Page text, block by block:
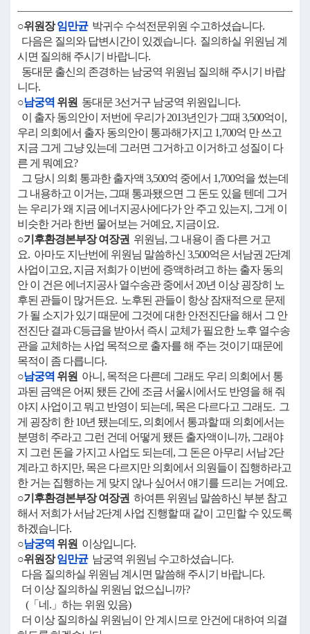
○위원장임만균박귀수 수석전문위원 수고하셨습니다.
다음은 질의와 답변시간이 있겠습니다. 질의하실 위원님 계
시면 질의해 주시기 바랍니다.
동대문 출신의 존경하는 남궁역 위원님 질의해 주시기 바랍
니다.
○남궁역 위원 동대문 3선거구 남궁역 위원입니다.
이 출자 동의안이 저번에 우리가 2013년인가 그때 3,500억이,
우리 의회에서 출자 동의안이 통과해가지고 1,700억 만 쓰고
지금 그게 그냥 있는데 그러면 그거하고 이거하고 성질이 다
른 게 뭐예요?
그 당시 의회 통과한 출자액 3,500억 중에서 1,700억을 썼는데
그 내용하고 이거는, 그때 통과됐으면 그 돈도 있을 텐데 그거
는 우리가 왜 지금 에너지공사에다가 안 주고 있는지, 그게 이
비슷한 거라 한번 물어보는 거예요, 지금이요.
○기후환경본부장 여장권 위원님, 그 내용이 좀 다른 거고
요. 아마도 지난번에 위원님 말씀하신 3,500억은 서남권 2단계
사업이고요, 지금 저희가 이번에 증액하려고 하는 출자 동의
안 이 건은 에너지공사 열수송관 중에서 20년 이상 굉장히 노
후된 관들이 많거든요. 노후된 관들이 항상 잠재적으로 문제
가 될 소지가 있기 때문에 그것에 대한 안전진단을 해서 그 안
전진단 결과 C등급을 받아서 즉시 교체가 필요한 노후 열수송
관을 교체하는 사업 목적으로 출자를 해 주는 것이기 때문에
목적이 좀 다릅니다.
○남궁역 위원 아니, 목적은 다른데 그래도 우리 의회에서 통
과된 금액은 어찌 됐든 간에 조금 서울시에서도 반영을 해 줘
야지 사업이고 뭐고 반영이 되는데, 목은 다르다고 그래도. 그
게 굉장히 한 10년 됐는데도, 의회에서 통과할 때 의회에서는
분명히 주라고 그런 건데 어떻게 됐든 출자액이니까, 그래야
지 그런 돈을 가지고 사업도 되는데, 그 돈은 아무리 서남 2단
계라고 하지만, 목은 다르지만 의회에서 의원들이 집행하라고
한 거는 집행하는 게 맞지 않나 싶어서 얘기를 드리는 거예요.
○기후환경본부장 여장권 하여튼 위원님 말씀하신 부분 참고
해서 저희가 서남 2단계 사업 진행할 때 같이 고민할 수 있도록
하겠습니다.
○남궁역 위원 이상입니다.
○위원장임만균남궁역 위원님 수고하셨습니다.
다음 질의하실 위원님 계시면 말씀해 주시기 바랍니다.
더 이상 질의하실 위원님 없으십니까?
(「네.」하는 위원 있음)
더 이상 질의하실 위원님이 안 계시므로 안건에 대하여 의결